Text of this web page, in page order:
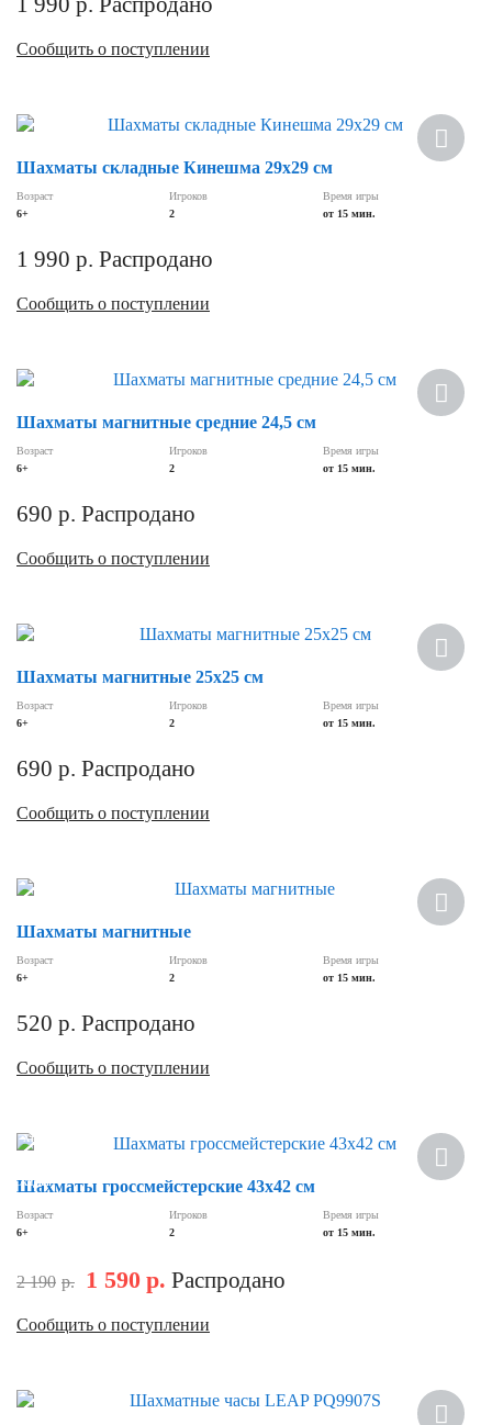
Сообщить о поступлении
Шахматы складные Кинешма 29х29 см
Возраст
6+
Игроков
2
Время игры
от 15 мин.
1 990 р. Распродано
Сообщить о поступлении
Шахматы магнитные средние 24,5 см
Возраст
6+
Игроков
2
Время игры
от 15 мин.
690 р. Распродано
Сообщить о поступлении
Шахматы магнитные 25х25 см
Возраст
6+
Игроков
2
Время игры
от 15 мин.
690 р. Распродано
Сообщить о поступлении
Шахматы магнитные
Возраст
6+
Игроков
2
Время игры
от 15 мин.
520 р. Распродано
Сообщить о поступлении
Хит
Скидка
Шахматы гроссмейстерские 43х42 см
Возраст
6+
Игроков
2
Время игры
от 15 мин.
2 190 р. 1 590 р. Распродано
Сообщить о поступлении